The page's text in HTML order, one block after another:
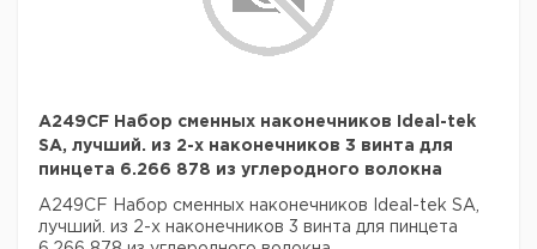
A249CF Набор сменных наконечников Ideal-tek
SA, лучший. из 2-х наконечников 3 винта для
пинцета 6.266 878 из углеродного волокна
A249CF Набор сменных наконечников Ideal-tek SA,
лучший. из 2-х наконечников 3 винта для пинцета